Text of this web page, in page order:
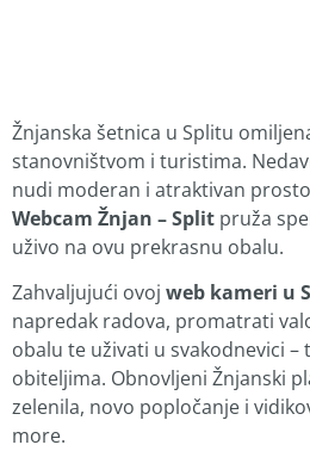
Žnjanska šetnica u Splitu
stanovništvom i turistima.
nudi moderan i atraktivan
Webcam Žnjan – Split pruža
uživo na ovu prekrasnu obalu.
Zahvaljujući ovoj web kameri u
napredak radova, promatrati
obalu te uživati u svakodnevici –
obiteljima. Obnovljeni Žnjanski
zelenila, novo popločanje i
more.